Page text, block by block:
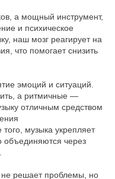
а мощный инструмент,
и психическое
наш мозг реагирует на
что помогает снизить
эмоций и ситуаций.
а ритмичные —
отличным средством
музыка укрепляет
объединяются через
решает проблемы, но